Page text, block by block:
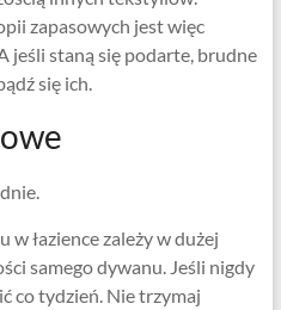
zapasowych jest więc
jeśli staną się podarte, brudne
się ich.
łazience zależy w dużej
samego dywanu. Jeśli nigdy
co tydzień. Nie trzymaj